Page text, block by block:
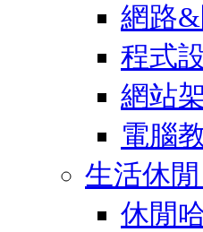
網路
程式
網站
電腦
生活休閒
休閒